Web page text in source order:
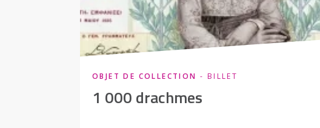
OBJET DE COLLECTION - BILLET
1 000 drachmes